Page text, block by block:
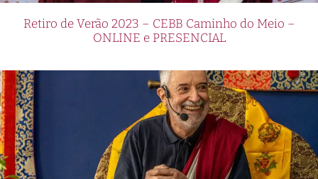
Retiro de Verão 2023 – CEBB Caminho do Meio –
ONLINE e PRESENCIAL